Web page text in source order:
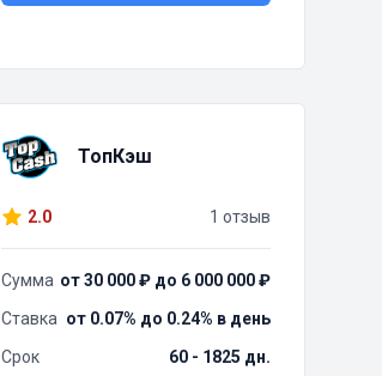
ТопКэш
2.0 1 отзыв
Сумма от 30 000 ₽ до 6 000 000 ₽
Ставка от 0.07% до 0.24% в день
Срок
60 - 1825 дн.